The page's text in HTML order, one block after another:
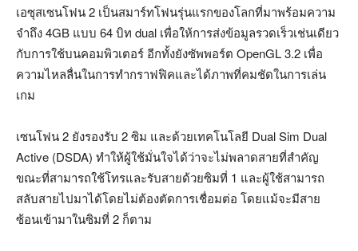
เอซุสเซนโฟน 2 เป็นสมาร์ทโฟนรุ่นแรกของโลกที่มาพร้อมความ
จำถึง 4GB แบบ 64 บิท dual เพื่อให้การส่งข้อมูลรวดเร็วเช่นเดียว
กับการใช้บนคอมพิวเตอร์ อีกทั้งยังซัพพอร์ต OpenGL 3.2 เพื่อ
ความไหลลื่นในการทำกราฟฟิคและได้ภาพที่คมชัดในการเล่น
เกม
เซนโฟน 2 ยังรองรับ 2 ซิม และด้วยเทคโนโลยี Dual Sim Dual
Active (DSDA) ทำให้ผู้ใช้มั่นใจได้ว่าจะไม่พลาดสายที่สำคัญ
ขณะที่สามารถใช้โทรและรับสายด้วยซิมที่ 1 และผู้ใช้สามารถ
สลับสายไปมาได้โดยไม่ต้องตัดการเชื่อมต่อ โดยแม้จะมีสาย
ซ้อนเข้ามาในซิมที่ 2 ก็ตาม